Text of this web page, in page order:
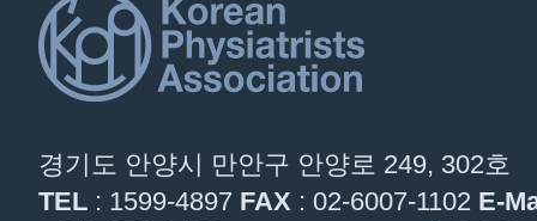
경기도 안양시 만안구 안양로 249, 302호
TEL : 1599-4897 FAX : 02-6007-1102 E-